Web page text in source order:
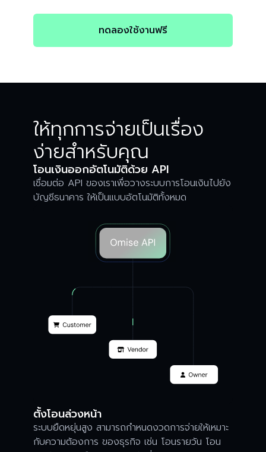
ทดลองใช้งานฟรี
ให้ทุกการจ่ายเป็นเรื่อง
ง่ายสำหรับคุณ
โอนเงินออกอัตโนมัติด้วย API
เชื่อมต่อ API ของเราเพื่อวางระบบการโอนเงินไปยัง
บัญชีธนาคาร ให้เป็นแบบอัตโนมัติทั้งหมด
ตั้งโอนล่วงหน้า
ระบบยืดหยุ่นสูง สามารถกำหนดงวดการจ่ายให้เหมาะ
กับความต้องการ ของธุรกิจ เช่น โอนรายวัน โอน